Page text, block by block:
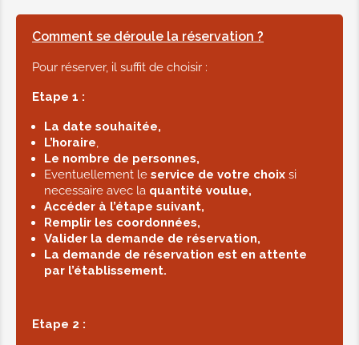
30min de massage des pieds
Comment se déroule la réservation ?
Pour réserver, il suffit de choisir :
Etape 1 :
La date souhaitée,
L’horaire,
Le nombre de personnes,
Eventuellement le service de votre choix si
necessaire avec la quantité voulue,
Accéder à l’étape suivant,
Remplir les coordonnées,
Valider la demande de réservation,
La demande de réservation est en attente
par l’établissement.
Etape 2 :